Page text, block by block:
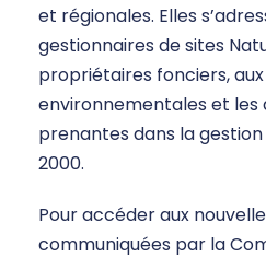
et régionales. Elles
gestionnaires de sites
propriétaires fonciers,
environnementales et les
prenantes dans la
2000.
Pour accéder aux
communiquées par la